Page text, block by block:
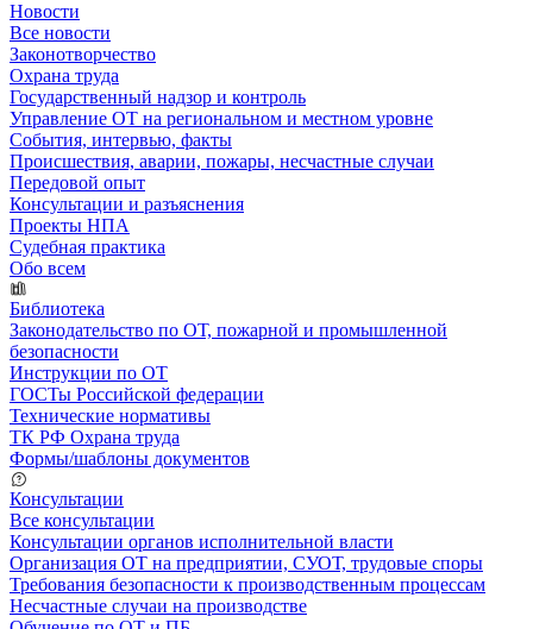
Новости
Все новости
Законотворчество
Охрана труда
Государственный надзор и контроль
Управление ОТ на региональном и местном уровне
События, интервью, факты
Происшествия, аварии, пожары, несчастные случаи
Передовой опыт
Консультации и разъяснения
Проекты НПА
Судебная практика
Обо всем
Библиотека
Законодательство по ОТ, пожарной и промышленной
безопасности
Инструкции по ОТ
ГОСТы Российской федерации
Технические нормативы
ТК РФ Охрана труда
Формы/шаблоны документов
Консультации
Все консультации
Консультации органов исполнительной власти
Организация ОТ на предприятии, СУОТ, трудовые споры
Требования безопасности к производственным процессам
Несчастные случаи на производстве